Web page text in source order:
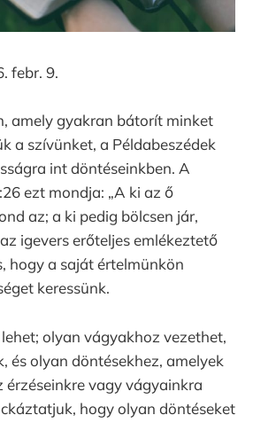
febr. 9.
amely gyakran bátorít minket
a szívünket, a Példabeszédek
int döntéseinkben. A
ezt mondja: „A ki az ő
az; a ki pedig bölcsen jár,
igevers erőteljes emlékeztető
hogy a saját értelmünkön
keressünk.
olyan vágyakhoz vezethet,
és olyan döntésekhez, amelyek
érzéseinkre vagy vágyainkra
hogy olyan döntéseket